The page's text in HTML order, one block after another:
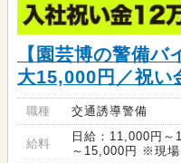
【園芸博の警備
大15,000円／祝い
職種 交通誘導警備
給料
日給：11,000円
～15,000円 ※現